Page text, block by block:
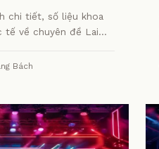
chi tiết, số liệu khoa
tế về chuyên đề Lai
Bách